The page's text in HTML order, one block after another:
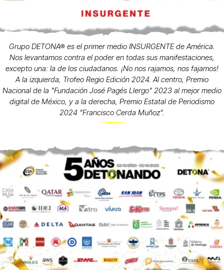
Grupo DETONA® es el primer medio INSURGENTE de América.
Nos levantamos contra el poder en todas sus manifestaciones,
excepto una: la de los ciudadanos. ¡No nos rajamos, nos fajamos!
A la izquierda, Trofeo Regio Edición 2024. Al centro, Premio
Nacional de la "Fundación José Pagés Llergo" 2023 al mejor medio
digital de México, y a la derecha, Premio Estatal de Periodismo
2024 "Francisco Cerda Muñoz".